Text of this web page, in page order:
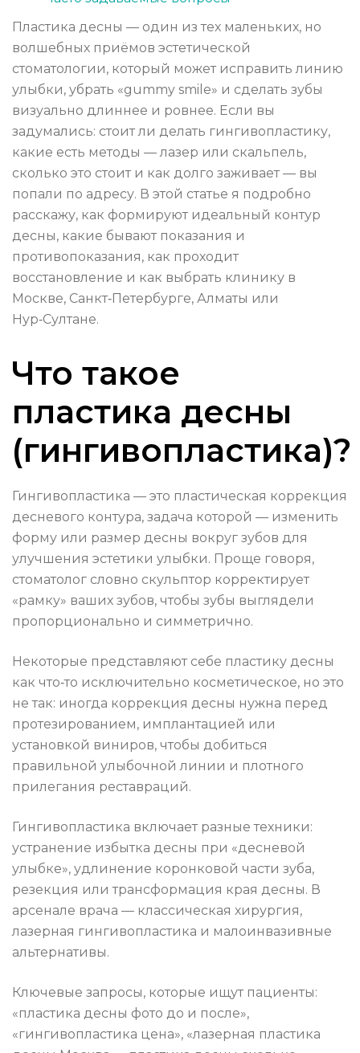
Пластика десны — один из тех маленьких, но
волшебных приёмов эстетической
стоматологии, который может исправить линию
улыбки, убрать «gummy smile» и сделать зубы
визуально длиннее и ровнее. Если вы
задумались: стоит ли делать гингивопластику,
какие есть методы — лазер или скальпель,
сколько это стоит и как долго заживает — вы
попали по адресу. В этой статье я подробно
расскажу, как формируют идеальный контур
десны, какие бывают показания и
противопоказания, как проходит
восстановление и как выбрать клинику в
Москве, Санкт‑Петербурге, Алматы или
Нур‑Султане.
Что такое
пластика десны
(гингивопластика)?
Гингивопластика — это пластическая коррекция
десневого контура, задача которой — изменить
форму или размер десны вокруг зубов для
улучшения эстетики улыбки. Проще говоря,
стоматолог словно скульптор корректирует
«рамку» ваших зубов, чтобы зубы выглядели
пропорционально и симметрично.
Некоторые представляют себе пластику десны
как что‑то исключительно косметическое, но это
не так: иногда коррекция десны нужна перед
протезированием, имплантацией или
установкой виниров, чтобы добиться
правильной улыбочной линии и плотного
прилегания реставраций.
Гингивопластика включает разные техники:
устранение избытка десны при «десневой
улыбке», удлинение коронковой части зуба,
резекция или трансформация края десны. В
арсенале врача — классическая хирургия,
лазерная гингивопластика и малоинвазивные
альтернативы.
Ключевые запросы, которые ищут пациенты:
«пластика десны фото до и после»,
«гингивопластика цена», «лазерная пластика